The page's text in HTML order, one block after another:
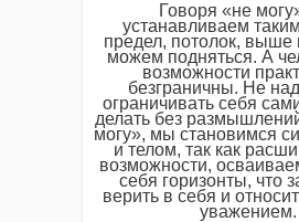
Говоря «не
устанавливаем
предел, потолок, выше
можем подняться. А
возможности
безграничны. Не
ограничивать себя
делать без
могу», мы становимся
и телом, так как
возможности,
себя горизонты, что
верить в себя и
уважением.